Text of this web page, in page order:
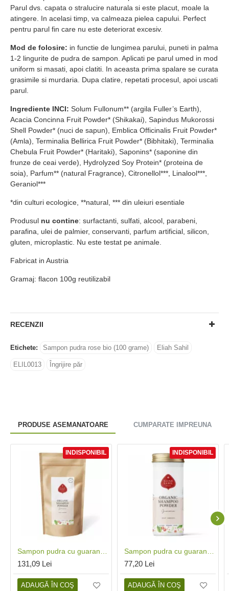
Parul dvs. capata o stralucire naturala si este placut, moale la
atingere. In acelasi timp, va calmeaza pielea capului. Perfect
pentru parul fin care nu este deteriorat excesiv.
Mod de folosire: in functie de lungimea parului, puneti in palma
1-2 lingurite de pudra de sampon. Aplicati pe parul umed in mod
uniform si masati, apoi clatiti. In aceasta prima spalare se curata
grasimile si murdaria. Dupa clatire, repetati procesul, apoi uscati
parul.
Ingrediente INCI: Solum Fullonum** (argila Fuller’s Earth),
Acacia Concinna Fruit Powder* (Shikakai), Sapindus Mukorossi
Shell Powder* (nuci de sapun), Emblica Officinalis Fruit Powder*
(Amla), Terminalia Bellirica Fruit Powder* (Bibhitaki), Terminalia
Chebula Fruit Powder* (Haritaki), Saponins* (saponine din
frunze de ceai verde), Hydrolyzed Soy Protein* (proteina de
soia), Parfum** (natural Fragrance), Citronellol***, Linalool***,
Geraniol***
*din culturi ecologice, **natural, *** din uleiuri esentiale
Produsul nu contine: surfactanti, sulfati, alcool, parabeni,
parafina, ulei de palmier, conservanti, parfum artificial, silicon,
gluten, microplastic. Nu este testat pe animale.
Fabricat in Austria
Gramaj: flacon 100g reutilizabil
RECENZII
Etichete: Sampon pudra rose bio (100 grame) Eliah Sahil
ELIL0013 Îngrijire păr
PRODUSE ASEMANATOARE CUMPARATE IMPREUNA
INDISPONIBIL
131,09 Lei
ADAUGĂ ÎN COŞ
INDISPONIBIL
77,20 Lei
ADAUGĂ ÎN COŞ